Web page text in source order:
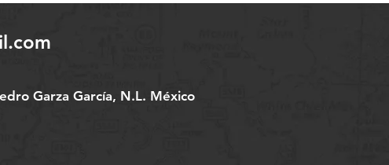
Garza García, N.L. México